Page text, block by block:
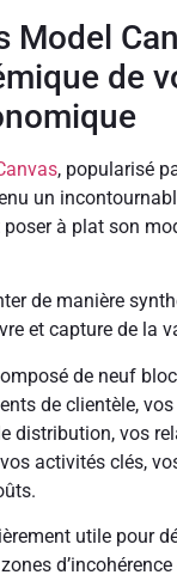
Model
de
, popularisé
un
à plat son
de manière
et capture de la
de neuf
de clientèle,
distribution, vos
activités clés,
utile pour